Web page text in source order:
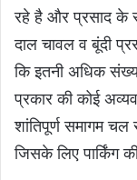
रहे है और प्रसाद के
दाल चावल व बूंदी
कि इतनी अधिक
प्रकार की कोई
शांतिपूर्ण समागम
जिसके लिए पार्किंग